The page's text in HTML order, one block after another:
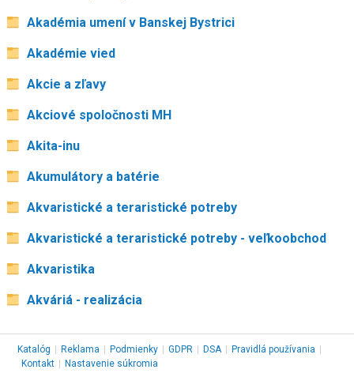
Akadémia umení v Banskej Bystrici
Akadémie vied
Akcie a zľavy
Akciové spoločnosti MH
Akita-inu
Akumulátory a batérie
Akvaristické a teraristické potreby
Akvaristické a teraristické potreby - veľkoobchod
Akvaristika
Akváriá - realizácia
Katalóg Reklama Podmienky GDPR DSA Pravidlá používania
Kontakt
Nastavenie súkromia